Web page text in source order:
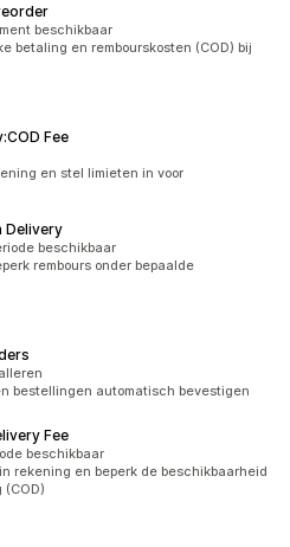
beschikbaar
betaling en rembourskosten (COD) bij
Fee
en stel limieten in voor
Delivery
beschikbaar
rembours onder bepaalde
bestellingen automatisch bevestigen
Fee
beschikbaar
rekening en beperk de beschikbaarheid